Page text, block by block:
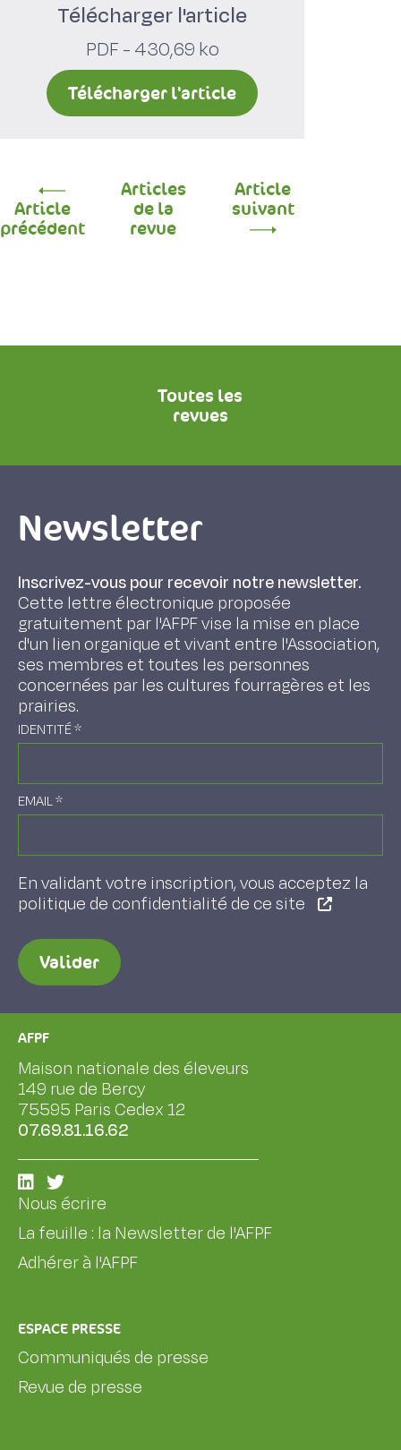
Télécharger l'article
PDF - 430,69 ko
Télécharger l'article
Article
précédent
Articles
de la
revue
Article
suivant
Toutes les
revues
Newsletter
Inscrivez-vous pour recevoir notre newsletter.
Cette lettre électronique proposée
gratuitement par l'AFPF vise la mise en place
d'un lien organique et vivant entre l'Association,
ses membres et toutes les personnes
concernées par les cultures fourragères et les
prairies.
IDENTITÉ*
EMAIL*
En validant votre inscription, vous acceptez la
politique de confidentialité de ce site
Valider
AFPF
Maison nationale des éleveurs
149 rue de Bercy
75595 Paris Cedex 12
07.69.81.16.62
Nous écrire
La feuille : la Newsletter de l'AFPF
Adhérer à l'AFPF
ESPACE PRESSE
Communiqués de presse
Revue de presse